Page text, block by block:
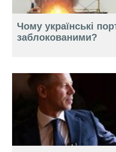
Чому українські
заблокованими?